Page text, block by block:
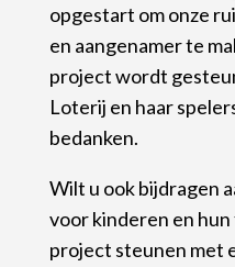
opgestart om onze
en aangenamer te
project wordt
Loterij en haar
bedanken.
Wilt u ook bijdragen
voor kinderen en
project steunen met